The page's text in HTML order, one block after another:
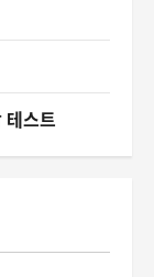
테스트